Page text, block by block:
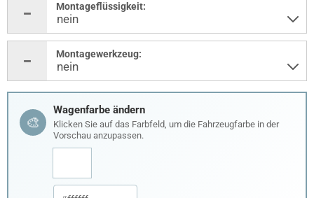
Montageflüssigkeit:
Montagewerkzeug:
🎨
Wagenfarbe ändern
Klicken Sie auf das Farbfeld, um die Fahrzeugfarbe in der
Vorschau anzupassen.